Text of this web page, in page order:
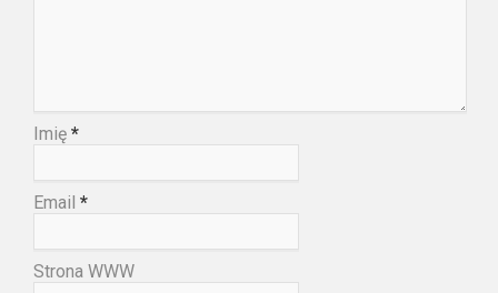
Imię *
Email *
Strona WWW